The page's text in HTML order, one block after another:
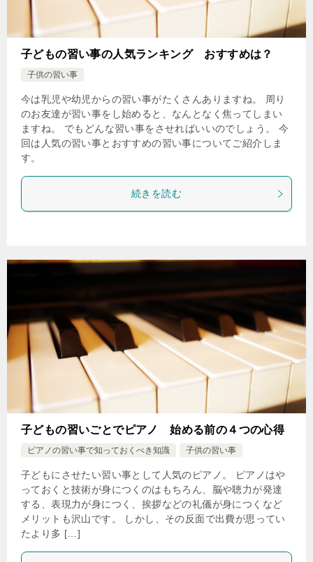
子どもの習い事の人気ランキング おすすめは？
子供の習い事
今は乳児や幼児からの習い事がたくさんありますね。 周り
のお友達が習い事をし始めると、なんとなく焦ってしまい
ますね。 でもどんな習い事をさせればいいのでしょう。 今
回は人気の習い事とおすすめの習い事についてご紹介しま
す。
続きを読む
子どもの習いごとでピアノ 始める前の４つの心得
ピアノの習い事で知っておくべき知識 子供の習い事
子どもにさせたい習い事として人気のピアノ。 ピアノはや
っておくと技術が身につくのはもちろん、脳や聴力が発達
する、表現力が身につく、挨拶などの礼儀が身につくなど
メリットも沢山です。 しかし、その反面で出費が思ってい
たより多 […]